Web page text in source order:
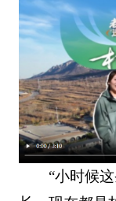
“小时候